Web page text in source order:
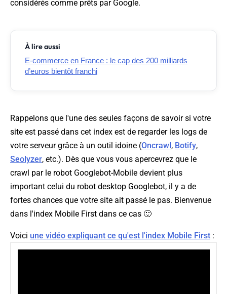
considérés comme prêts par Google.
À lire aussi
E-commerce en France : le cap des 200 milliards
d’euros bientôt franchi
Rappelons que l'une des seules façons de savoir si votre
site est passé dans cet index est de regarder les logs de
votre serveur grâce à un outil idoine (Oncrawl , Botify,
Seolyzer, etc.). Dès que vous vous apercevrez que le
crawl par le robot Googlebot-Mobile devient plus
important celui du robot desktop Googlebot, il y a de
fortes chances que votre site ait passé le pas. Bienvenue
dans l'index Mobile First dans ce cas 🙂
Voici une vidéo expliquant ce qu'est l'index Mobile First :